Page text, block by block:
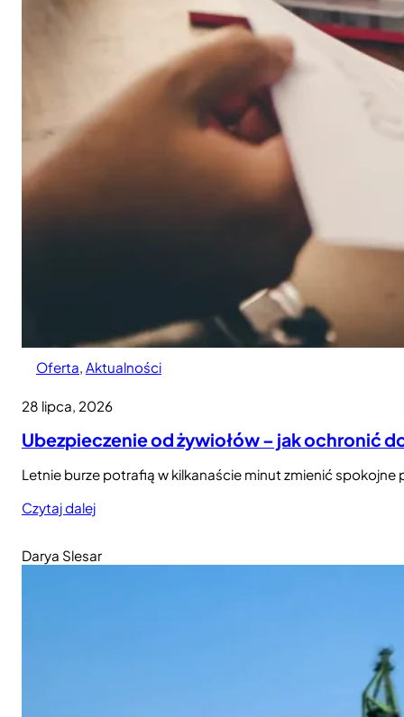
Oferta Aktualności
28 lipca, 2026
Ubezpieczenie od żywiołów – jak ochronić
Letnie burze potrafią w kilkanaście minut zmienić
Czytaj dalej
Darya Slesar